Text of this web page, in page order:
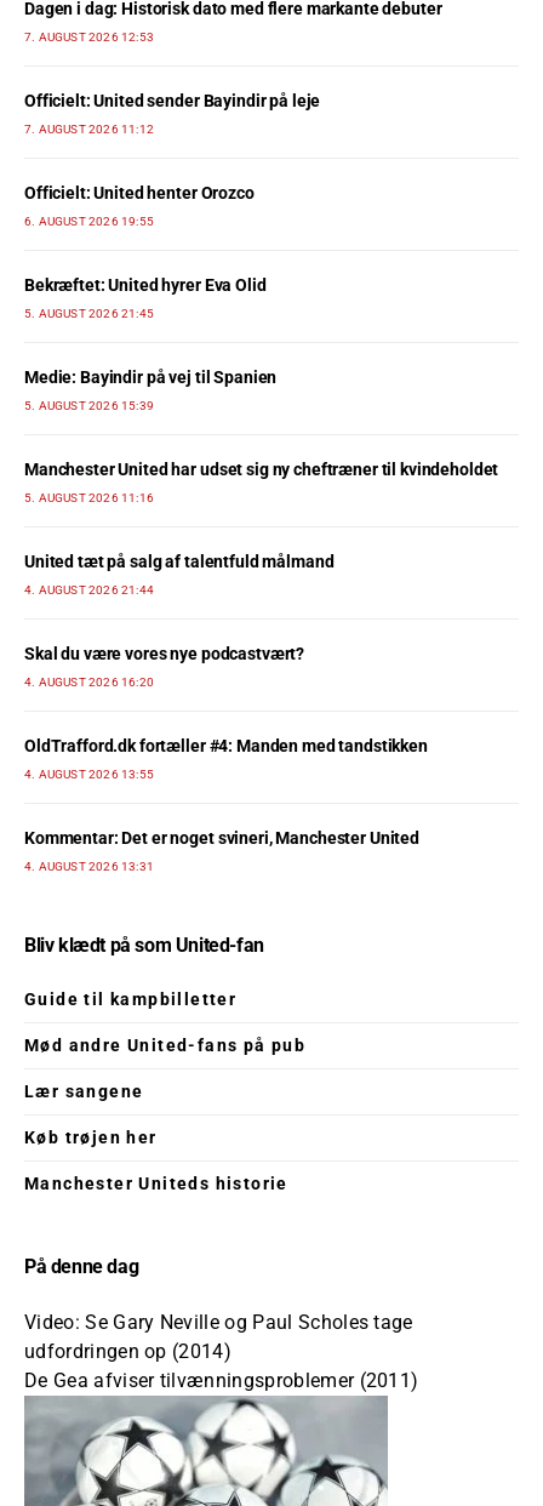
Dagen i dag: Historisk dato med flere markante debuter
7. AUGUST 2026 12:53
Officielt: United sender Bayindir på leje
7. AUGUST 2026 11:12
Officielt: United henter Orozco
6. AUGUST 2026 19:55
Bekræftet: United hyrer Eva Olid
5. AUGUST 2026 21:45
Medie: Bayindir på vej til Spanien
5. AUGUST 2026 15:39
Manchester United har udset sig ny cheftræner til kvindeholdet
5. AUGUST 2026 11:16
United tæt på salg af talentfuld målmand
4. AUGUST 2026 21:44
Skal du være vores nye podcastvært?
4. AUGUST 2026 16:20
OldTrafford.dk fortæller #4: Manden med tandstikken
4. AUGUST 2026 13:55
Kommentar: Det er noget svineri, Manchester United
4. AUGUST 2026 13:31
Bliv klædt på som United-fan
Guide til kampbilletter
Mød andre United-fans på pub
Lær sangene
Køb trøjen her
Manchester Uniteds historie
På denne dag
Video: Se Gary Neville og Paul Scholes tage
udfordringen op (2014)
De Gea afviser tilvænningsproblemer (2011)